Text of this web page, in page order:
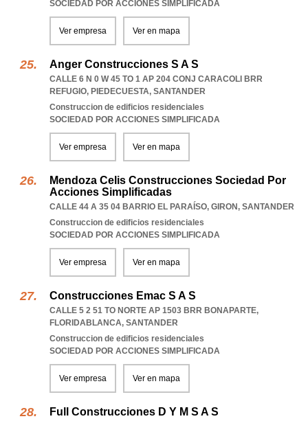
SOCIEDAD POR ACCIONES SIMPLIFICADA
Ver empresa Ver en mapa
Anger Construcciones S A S
CALLE 6 N 0 W 45 TO 1 AP 204 CONJ CARACOLI BRR
REFUGIO, PIEDECUESTA, SANTANDER
Construccion de edificios residenciales
SOCIEDAD POR ACCIONES SIMPLIFICADA
Ver empresa Ver en mapa
Mendoza Celis Construcciones Sociedad Por
Acciones Simplificadas
CALLE 44 A 35 04 BARRIO EL PARAÍSO, GIRON, SANTANDER
Construccion de edificios residenciales
SOCIEDAD POR ACCIONES SIMPLIFICADA
Ver empresa Ver en mapa
Construcciones Emac S A S
CALLE 5 2 51 TO NORTE AP 1503 BRR BONAPARTE,
FLORIDABLANCA, SANTANDER
Construccion de edificios residenciales
SOCIEDAD POR ACCIONES SIMPLIFICADA
Ver empresa Ver en mapa
Full Construcciones D Y M S A S